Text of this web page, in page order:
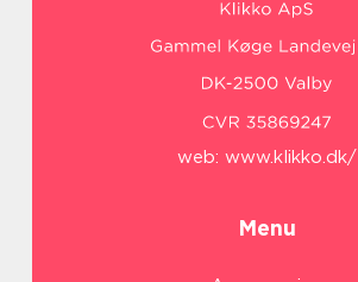
web: www.klikko.dk/
Menu